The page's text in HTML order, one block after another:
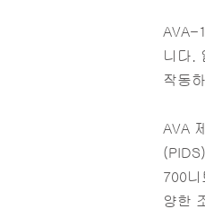
AVA-
니다.
작동
AVA
700
양한